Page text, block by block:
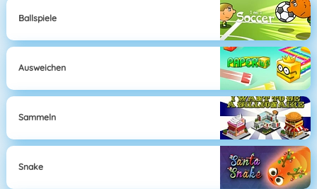
Ballspiele
Ausweichen
Sammeln
Snake